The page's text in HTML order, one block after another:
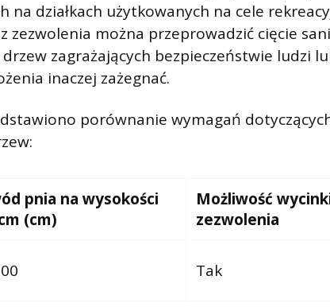
na działkach użytkowanych na cele
zezwolenia można przeprowadzić cięcie
zagrażających bezpieczeństwie ludzi
inaczej zażegnać.
porównanie wymagań
pnia na wysokości
(cm)
Możliwość
zezwolenia
Tak